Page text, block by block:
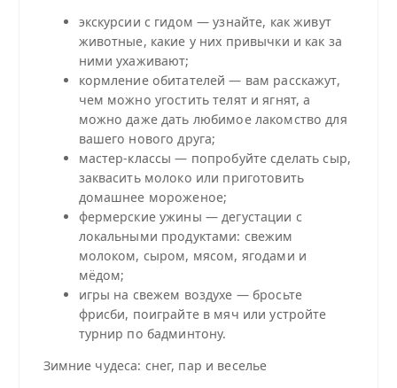
экскурсии с гидом — узнайте, как живут
животные, какие у них привычки и как за
ними ухаживают;
кормление обитателей — вам расскажут,
чем можно угостить телят и ягнят, а
можно даже дать любимое лакомство для
вашего нового друга;
мастер‑классы — попробуйте сделать сыр,
заквасить молоко или приготовить
домашнее мороженое;
фермерские ужины — дегустации с
локальными продуктами: свежим
молоком, сыром, мясом, ягодами и
мёдом;
игры на свежем воздухе — бросьте
фрисби, поиграйте в мяч или устройте
турнир по бадминтону.
Зимние чудеса: снег, пар и веселье